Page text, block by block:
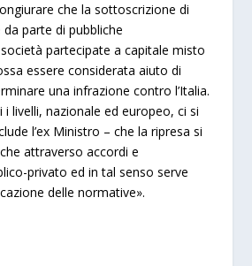
che la sottoscrizione di
parte di pubbliche
partecipate a capitale misto
essere considerata aiuto di
una infrazione contro l’Italia.
livelli, nazionale ed europeo, ci si
l’ex Ministro – che la ripresa si
attraverso accordi e
privato ed in tal senso serve
delle normative».